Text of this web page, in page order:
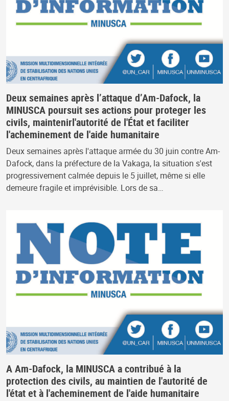
Deux semaines après l’attaque d’Am-Dafock, la
MINUSCA poursuit ses actions pour proteger les
civils, maintenirl'autorité de l'État et faciliter
l'acheminement de l'aide humanitaire
Deux semaines après l'attaque armée du 30 juin contre Am-
Dafock, dans la préfecture de la Vakaga, la situation s'est
progressivement calmée depuis le 5 juillet, même si elle
demeure fragile et imprévisible. Lors de sa…
A Am-Dafock, la MINUSCA a contribué à la
protection des civils, au maintien de l'autorité de
l'état et à l'acheminement de l'aide humanitaire